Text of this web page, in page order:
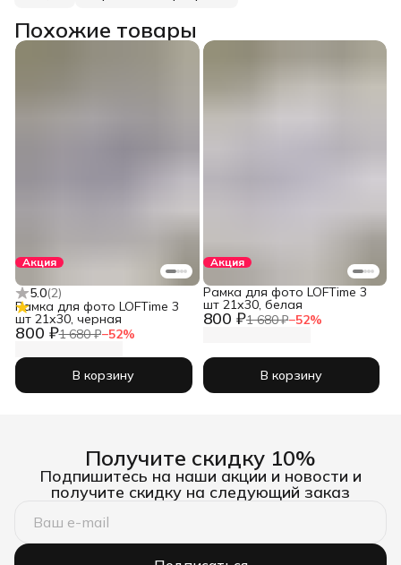
Похожие товары
Акция
5.0(2)
800 ₽1 680 ₽−52%
Рамка для фото LOFTime 3
шт 21х30, черная
В корзину
Акция
800 ₽1 680 ₽−52%
Рамка для фото LOFTime 3
шт 21х30, белая
В корзину
Получите скидку 10%
Подпишитесь на наши акции и новости и
получите скидку на следующий заказ